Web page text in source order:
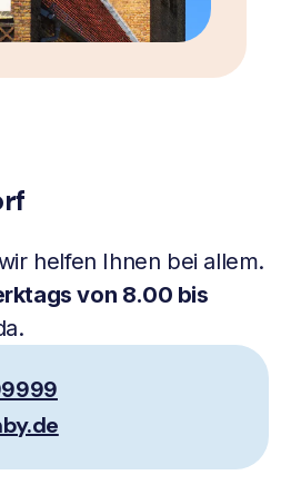
helfen Ihnen bei allem.
von 8.00 bis